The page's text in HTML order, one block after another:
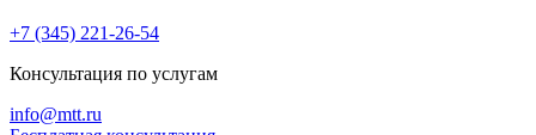
+7 (345) 221-26-54
Консультация по услугам
info@mtt.ru